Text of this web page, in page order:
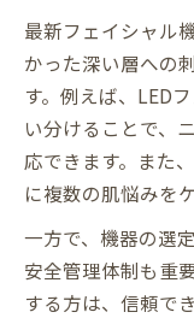
最新フェイシャル
かった深い層への
す。例えば、LED
い分けることで、
応できます。また
に複数の肌悩みを
一方で、機器の選
安全管理体制も重
する方は、信頼で